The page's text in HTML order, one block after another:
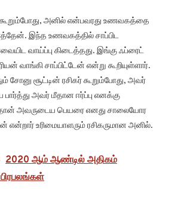
கூறும்போது, அனில் என்பவரது உணவகத்தை
இந்த உணவகத்தில் சாப்பிட
வாய்ப்பு கிடைத்தது. இங்கு ஃப்ரைட்
வாங்கி சாப்பிட்டேன் என்று கூறியுள்ளார்.
சோனு சூட்டின் ரசிகர் கூறும்போது, அவர்
அவர் மீதான ஈர்ப்பு எனக்கு
அவருடைய பெயரை எனது சாலையோர
உரிமையாளரும் ரசிகருமான அனில்.
2020 ஆம் ஆண்டில் அதிகம்